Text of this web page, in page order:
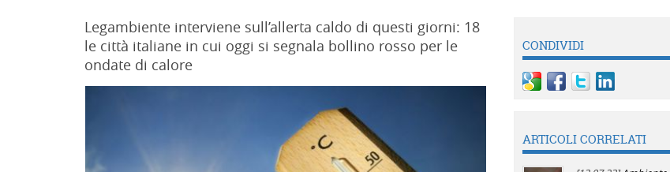
Legambiente interviene sull’allerta caldo di questi giorni: 18
le città italiane in cui oggi si segnala bollino rosso per le
ondate di calore
CONDIVIDI
ARTICOLI CORRELATI